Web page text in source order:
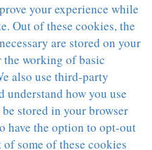
your experience while
Out of these cookies, the
are stored on your
the working of basic
also use third-party
understand how you use
stored in your browser
have the option to opt-out
some of these cookies